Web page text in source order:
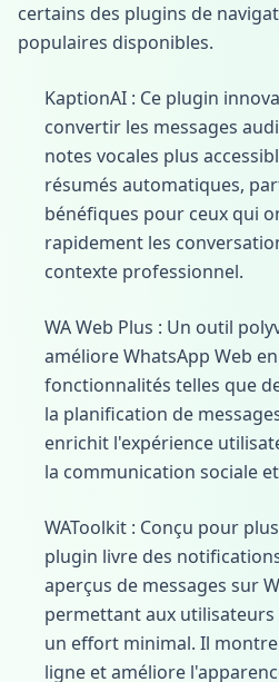
certains des plugins de
populaires disponibles.
KaptionAI : Ce plugin
convertir les messages
notes vocales plus
résumés automatiques,
bénéfiques pour ceux qui
rapidement les
contexte professionnel.
WA Web Plus : Un outil
améliore WhatsApp Web
fonctionnalités telles que
la planification de
enrichit l'expérience
la communication sociale
WAToolkit : Conçu pour
plugin livre des
aperçus de messages sur
permettant aux
un effort minimal. Il
ligne et améliore